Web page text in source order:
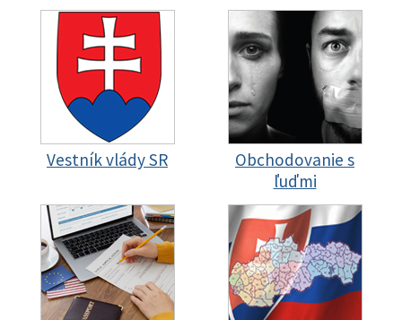
Vestník vlády SR
Obchodovanie s
ľuďmi